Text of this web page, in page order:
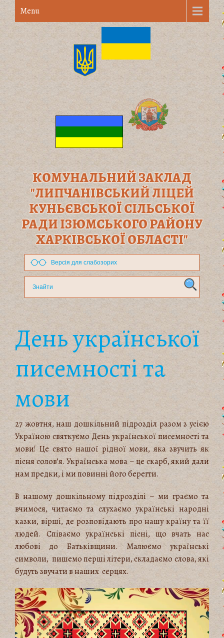
Menu
КОМУНАЛЬНИЙ ЗАКЛАД
"ЛИПЧАНІВСЬКИЙ ЛІЦЕЙ
КУНЬЄВСЬКОЇ СІЛЬСЬКОЇ
РАДИ ІЗЮМСЬКОГО РАЙОНУ
ХАРКІВСЬКОЇ ОБЛАСТІ"
Версія для слабозорих
День української
писемності та
мови
27 жовтня, наш дошкільний підрозділ разом з усією
Україною святкуємо День української писемності та
мови! Це свято нашої рідної мови, яка звучить як
пісня солов’я. Українська мова – це скарб, який дали
нам предки, і ми повинні його берегти.
В нашому дошкільному підрозділі – ми граємо та
вчимося, читаємо та слухаємо українські народні
казки, вірші, де розповідають про нашу країну та її
людей. Співаємо українські пісні, що вчать нас
любові до Батьківщини. Малюємо українські
символи, пишемо перші літери, складаємо слова, які
будуть звучати в наших серцях.